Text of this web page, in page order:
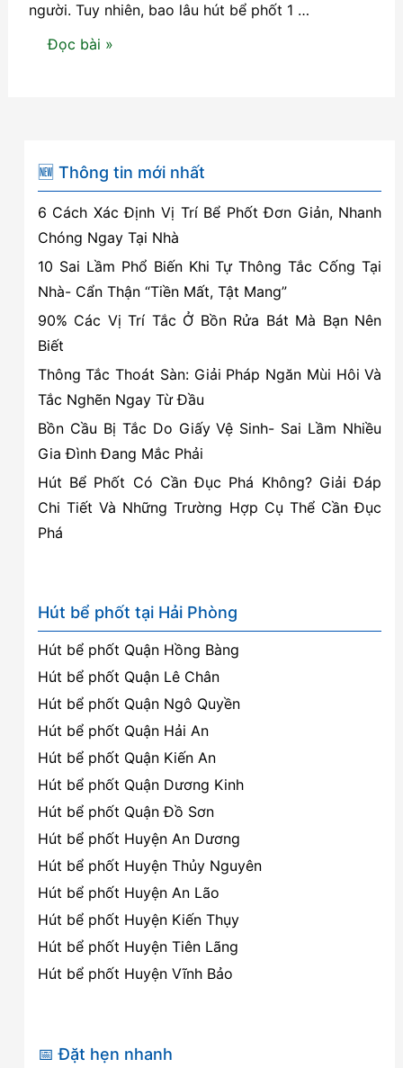
người. Tuy nhiên, bao lâu hút bể phốt 1 …
Bao
1
lần?
Tìm
hiểu
thời
gian
hút
bể
phốt
tối
ưu
Đọc bài »
🆕 Thông tin mới nhất
6 Cách Xác Định Vị Trí Bể Phốt Đơn Giản, Nhanh
Chóng Ngay Tại Nhà
10 Sai Lầm Phổ Biến Khi Tự Thông Tắc Cống Tại
Nhà- Cẩn Thận “Tiền Mất, Tật Mang”
90% Các Vị Trí Tắc Ở Bồn Rửa Bát Mà Bạn Nên
Biết
Thông Tắc Thoát Sàn: Giải Pháp Ngăn Mùi Hôi Và
Tắc Nghẽn Ngay Từ Đầu
Bồn Cầu Bị Tắc Do Giấy Vệ Sinh- Sai Lầm Nhiều
Gia Đình Đang Mắc Phải
Hút Bể Phốt Có Cần Đục Phá Không? Giải Đáp
Chi Tiết Và Những Trường Hợp Cụ Thể Cần Đục
Phá
Hút bể phốt tại Hải Phòng
Hút bể phốt Quận Hồng Bàng
Hút bể phốt Quận Lê Chân
Hút bể phốt Quận Ngô Quyền
Hút bể phốt Quận Hải An
Hút bể phốt Quận Kiến An
Hút bể phốt Quận Dương Kinh
Hút bể phốt Quận Đồ Sơn
Hút bể phốt Huyện An Dương
Hút bể phốt Huyện Thủy Nguyên
Hút bể phốt Huyện An Lão
Hút bể phốt Huyện Kiến Thụy
Hút bể phốt Huyện Tiên Lãng
Hút bể phốt Huyện Vĩnh Bảo
📅 Đặt hẹn nhanh